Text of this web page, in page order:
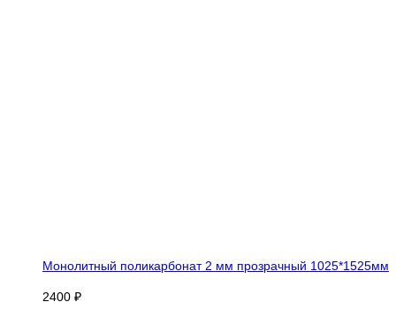
Монолитный поликарбонат 2 мм прозрачный 1025*1525мм
2400 ₽